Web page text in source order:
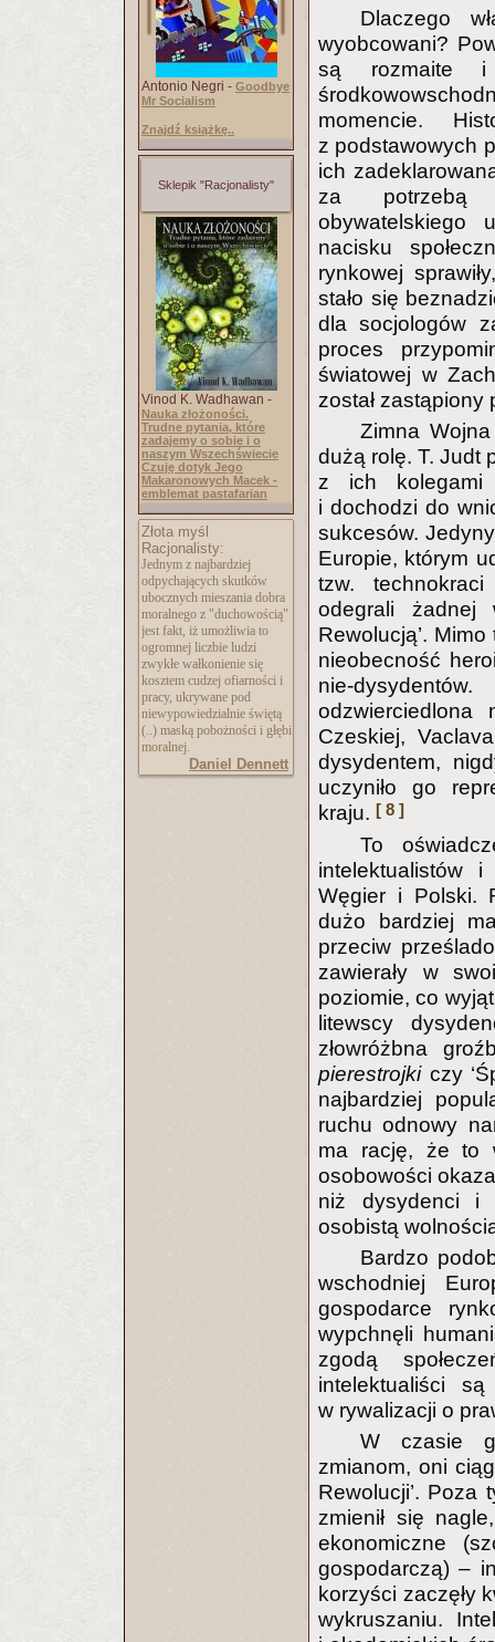
Antonio Negri - Goodbye
Mr Socialism
Znajdź książkę..
Sklepik "Racjonalisty"
Vinod K. Wadhawan -
Nauka złożoności.
Trudne pytania, które
zadajemy o sobie i o
naszym Wszechświecie
Czuję dotyk Jego
Makaronowych Macek -
emblemat pastafarian
Złota myśl
Racjonalisty:
Jednym z najbardziej
odpychających skutków
ubocznych mieszania dobra
moralnego z "duchowością"
jest fakt, iż umożliwia to
ogromnej liczbie ludzi
zwykłe wałkonienie się
kosztem cudzej ofiarności i
pracy, ukrywane pod
niewypowiedzialnie świętą
(..) maską pobożności i głębi
moralnej.
Daniel Dennett
Dlaczego
wyobcowani?
są rozmaite i
momencie.
z podstawowych
ich
za potrzebą
obywatelskiego
nacisku
rynkowej
stało się
dla socjologów
proces
światowej w
został
Zimna
dużą rolę. T. Judt
z ich kolegami
i dochodzi do
sukcesów.
Europie, którym
tzw.
odegrali żadnej
Rewolucją’.
nieobecność
nie-
odzwierciedlona
Czeskiej,
dysydentem,
uczyniło go
kraju. [ 8 ]
To
intelektualistów
Węgier i Polski.
dużo bardziej
przeciw
zawierały w
poziomie, co
litewscy
złowróżbna
pierestrojki czy
najbardziej
ruchu odnowy
ma rację, że to
osobowości
niż dysydenci i
osobistą
Bardzo
wschodniej
gospodarce
wypchnęli
zgodą
intelektualiści
w rywalizacji o
W czasie
zmianom, oni
Rewolucji’. Poza
zmienił się
ekonomiczne
gospodarczą) –
korzyści zaczęły
wykruszaniu.